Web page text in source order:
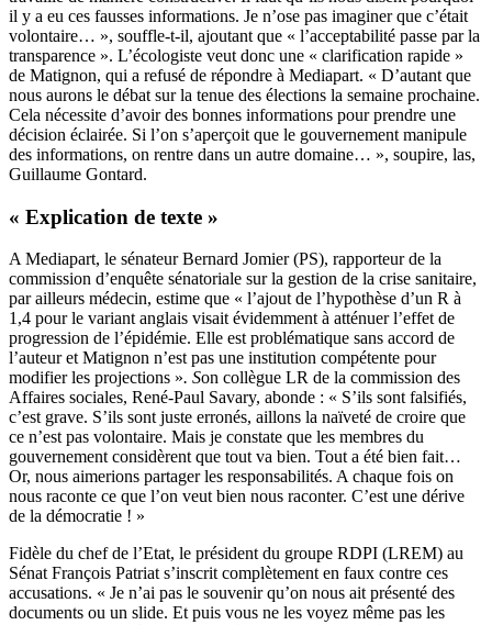
il y a eu ces fausses informations. Je n’ose pas imaginer que c’était
volontaire… », souffle-t-il, ajoutant que « l’acceptabilité passe par la
transparence ». L’écologiste veut donc une « clarification rapide »
de Matignon, qui a refusé de répondre à Mediapart. « D’autant que
nous aurons le débat sur la tenue des élections la semaine prochaine.
Cela nécessite d’avoir des bonnes informations pour prendre une
décision éclairée. Si l’on s’aperçoit que le gouvernement manipule
des informations, on rentre dans un autre domaine… », soupire, las,
Guillaume Gontard.
« Explication de texte »
A Mediapart, le sénateur Bernard Jomier (PS), rapporteur de la
commission d’enquête sénatoriale sur la gestion de la crise sanitaire,
par ailleurs médecin, estime que « l’ajout de l’hypothèse d’un R à
1,4 pour le variant anglais visait évidemment à atténuer l’effet de
progression de l’épidémie. Elle est problématique sans accord de
l’auteur et Matignon n’est pas une institution compétente pour
modifier les projections ». Son collègue LR de la commission des
Affaires sociales, René-Paul Savary, abonde : « S’ils sont falsifiés,
c’est grave. S’ils sont juste erronés, aillons la naïveté de croire que
ce n’est pas volontaire. Mais je constate que les membres du
gouvernement considèrent que tout va bien. Tout a été bien fait…
Or, nous aimerions partager les responsabilités. A chaque fois on
nous raconte ce que l’on veut bien nous raconter. C’est une dérive
de la démocratie ! »
Fidèle du chef de l’Etat, le président du groupe RDPI (LREM) au
Sénat François Patriat s’inscrit complètement en faux contre ces
accusations. « Je n’ai pas le souvenir qu’on nous ait présenté des
documents ou un slide. Et puis vous ne les voyez même pas les